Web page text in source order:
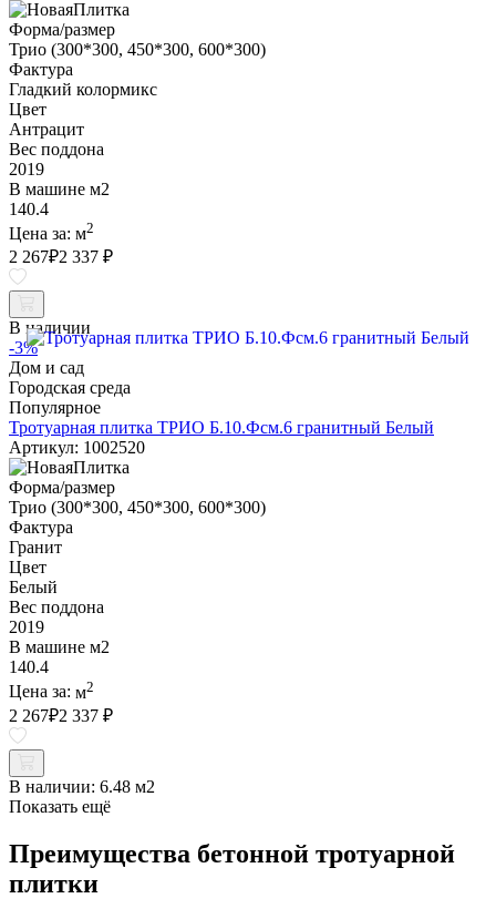
Форма/размер
Трио (300*300, 450*300, 600*300)
Фактура
Гладкий колормикс
Цвет
Антрацит
Вес поддона
2019
В машине м2
140.4
Цена за: м2
2 267₽2 337 ₽
В наличии
-3%
Дом и сад
Городская среда
Популярное
Тротуарная плитка ТРИО Б.10.Фсм.6 гранитный Белый
Артикул: 1002520
Форма/размер
Трио (300*300, 450*300, 600*300)
Фактура
Гранит
Цвет
Белый
Вес поддона
2019
В машине м2
140.4
Цена за: м2
2 267₽2 337 ₽
В наличии: 6.48 м2
Показать ещё
Преимущества бетонной тротуарной
плитки